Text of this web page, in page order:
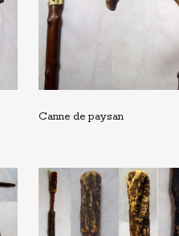
Canne de paysan